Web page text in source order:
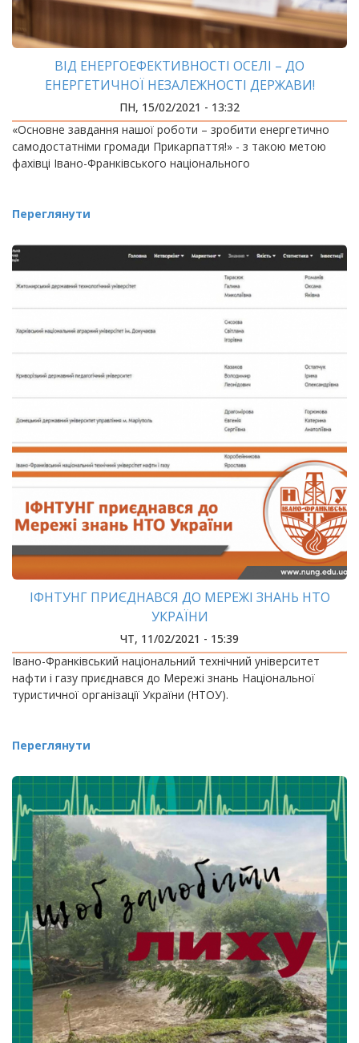
ВІД ЕНЕРГОЕФЕКТИВНОСТІ ОСЕЛІ – ДО
ЕНЕРГЕТИЧНОЇ НЕЗАЛЕЖНОСТІ ДЕРЖАВИ!
ПН, 15/02/2021 - 13:32
«Основне завдання нашої роботи – зробити енергетично
самодостатніми громади Прикарпаття!» - з такою метою
фахівці Івано-Франківського національного
Переглянути
ІФНТУНГ ПРИЄДНАВСЯ ДО МЕРЕЖІ ЗНАНЬ НТО
УКРАЇНИ
ЧТ, 11/02/2021 - 15:39
Івано-Франківський національний технічний університет
нафти і газу приєднався до Мережі знань Національної
туристичної організації України (НТОУ).
Переглянути